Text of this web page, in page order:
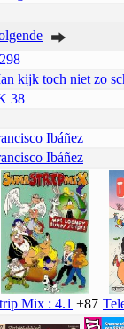
kijk toch niet zo
38
Ibáñez
Ibáñez
Mix : 4.1 +87